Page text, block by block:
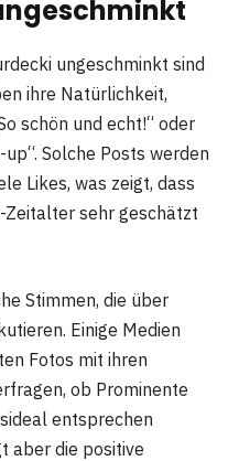
ungeschminkt sind
ihre Natürlichkeit,
schön und echt!“ oder
Solche Posts werden
Likes, was zeigt, dass
Zeitalter sehr geschätzt
Stimmen, die über
Einige Medien
Fotos mit ihren
ob Prominente
entsprechen
aber die positive